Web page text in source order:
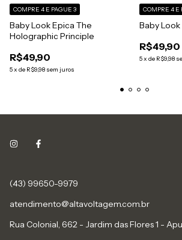
Baby Look Epica The
Holographic Principle
R$49,90
5x de R$9,98 sem juros
COMPRE 4 E PAGUE 3
Baby
R$49,90
5x de R$9,98
COMPRE 4 E
(43) 99650-9979
atendimento@altavoltagem.com.br
Rua Colonial, 662 - Jardim das Flores 1 -